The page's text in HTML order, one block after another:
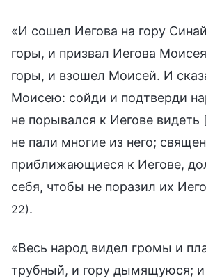
«И сошел Иегова на гору
горы, и призвал Иегова
горы, и взошел Моисей. И
Моисею: сойди и подтверди
не порывался к Иегове видеть
не пали многие из него;
приближающиеся к Иегове,
себя, чтобы не поразил их
22).
«Весь народ видел громы и
трубный, и гору дымящуюся; и